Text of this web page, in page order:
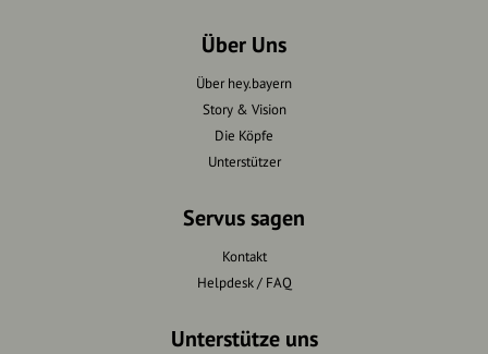
Über Uns
Über hey.bayern
Story & Vision
Die Köpfe
Unterstützer
Servus sagen
Kontakt
Helpdesk / FAQ
Unterstütze uns